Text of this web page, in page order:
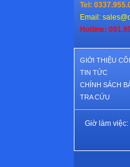
Tel:
Email:
Hotline:
GIỚI THIỆU
TIN TỨC
CHÍNH SÁCH
TRA CỨU
Giờ làm